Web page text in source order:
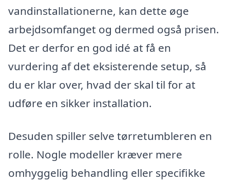
vandinstallationerne, kan dette øge
arbejdsomfanget og dermed også prisen.
Det er derfor en god idé at få en
vurdering af det eksisterende setup, så
du er klar over, hvad der skal til for at
udføre en sikker installation.
Desuden spiller selve tørretumbleren en
rolle. Nogle modeller kræver mere
omhyggelig behandling eller specifikke